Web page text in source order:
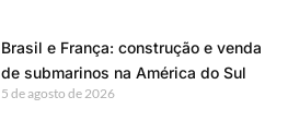
Brasil e França: construção e venda
de submarinos na América do Sul
5 de agosto de 2026